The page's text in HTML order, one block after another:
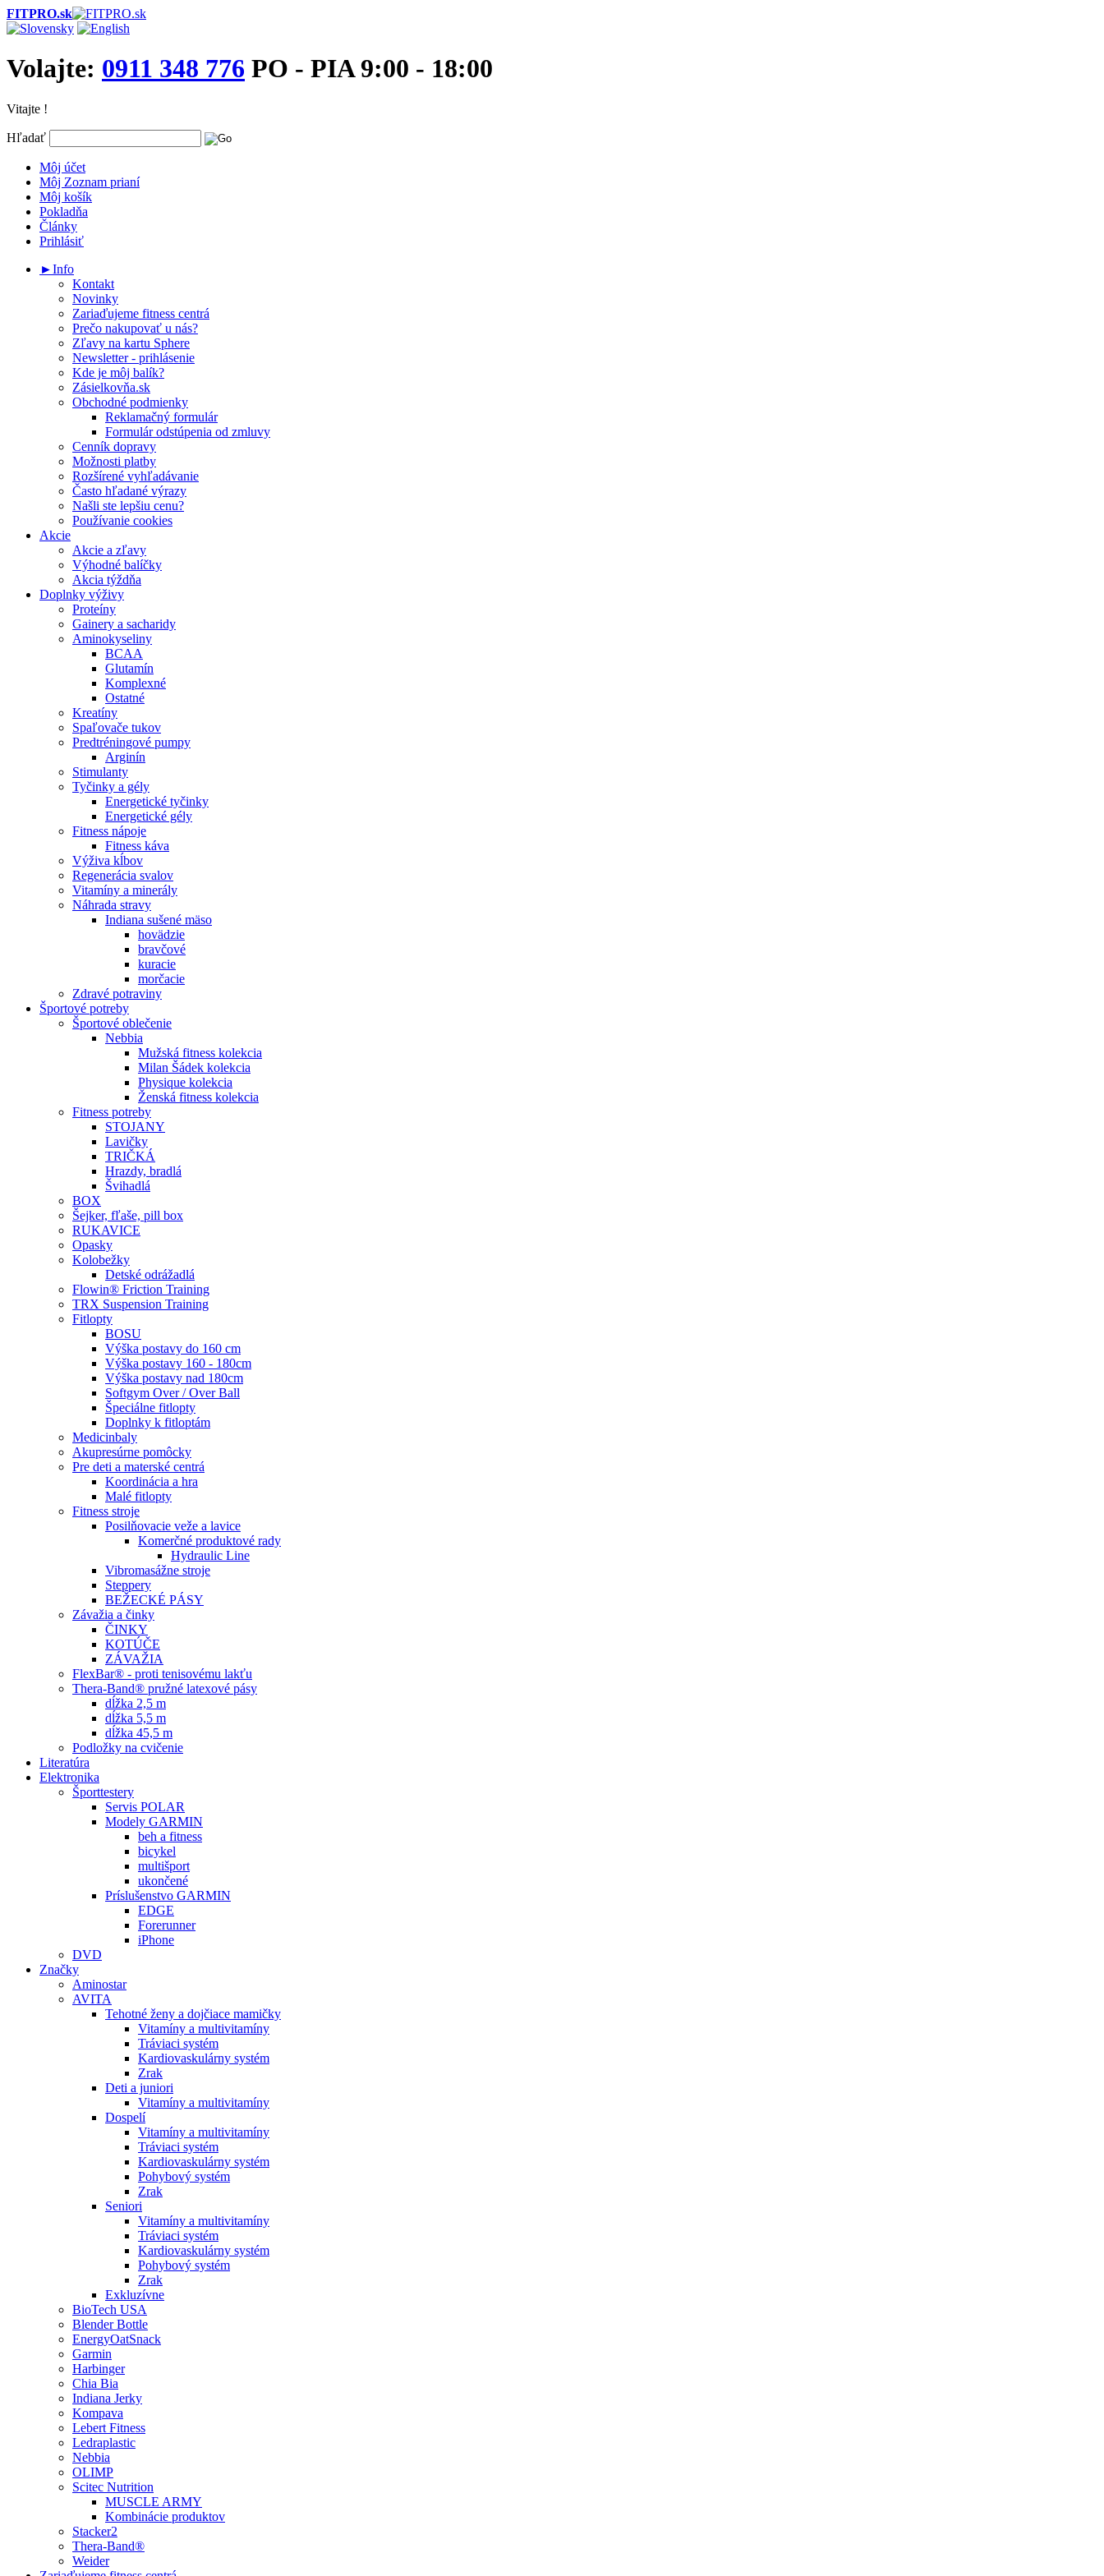
FITPRO.sk
Volajte: 0911 348 776 PO - PIA 9:00 - 18:00
Vitajte !
Hľadať
Môj účet
Môj Zoznam prianí
Môj košík
Pokladňa
Články
Prihlásiť
►Info
Kontakt
Novinky
Zariaďujeme fitness centrá
Prečo nakupovať u nás?
Zľavy na kartu Sphere
Newsletter - prihlásenie
Kde je môj balík?
Zásielkovňa.sk
Obchodné podmienky
Reklamačný formulár
Formulár odstúpenia od zmluvy
Cenník dopravy
Možnosti platby
Rozšírené vyhľadávanie
Často hľadané výrazy
Našli ste lepšiu cenu?
Používanie cookies
Akcie
Akcie a zľavy
Výhodné balíčky
Akcia týždňa
Doplnky výživy
Proteíny
Gainery a sacharidy
Aminokyseliny
BCAA
Glutamín
Komplexné
Ostatné
Kreatíny
Spaľovače tukov
Predtréningové pumpy
Arginín
Stimulanty
Tyčinky a gély
Energetické tyčinky
Energetické gély
Fitness nápoje
Fitness káva
Výživa kĺbov
Regenerácia svalov
Vitamíny a minerály
Náhrada stravy
Indiana sušené mäso
hovädzie
bravčové
kuracie
morčacie
Zdravé potraviny
Športové potreby
Športové oblečenie
Nebbia
Mužská fitness kolekcia
Milan Šádek kolekcia
Physique kolekcia
Ženská fitness kolekcia
Fitness potreby
STOJANY
Lavičky
TRIČKÁ
Hrazdy, bradlá
Švihadlá
BOX
Šejker, fľaše, pill box
RUKAVICE
Opasky
Kolobežky
Detské odrážadlá
Flowin® Friction Training
TRX Suspension Training
Fitlopty
BOSU
Výška postavy do 160 cm
Výška postavy 160 - 180cm
Výška postavy nad 180cm
Softgym Over / Over Ball
Špeciálne fitlopty
Doplnky k fitloptám
Medicinbaly
Akupresúrne pomôcky
Pre deti a materské centrá
Koordinácia a hra
Malé fitlopty
Fitness stroje
Posilňovacie veže a lavice
Komerčné produktové rady
Hydraulic Line
Vibromasážne stroje
Steppery
BEŽECKÉ PÁSY
Závažia a činky
ČINKY
KOTÚČE
ZÁVAŽIA
FlexBar® - proti tenisovému lakťu
Thera-Band® pružné latexové pásy
dĺžka 2,5 m
dĺžka 5,5 m
dĺžka 45,5 m
Podložky na cvičenie
Literatúra
Elektronika
Športtestery
Servis POLAR
Modely GARMIN
beh a fitness
bicykel
multišport
ukončené
Príslušenstvo GARMIN
EDGE
Forerunner
iPhone
DVD
Značky
Aminostar
AVITA
Tehotné ženy a dojčiace mamičky
Vitamíny a multivitamíny
Tráviaci systém
Kardiovaskulárny systém
Zrak
Deti a juniori
Vitamíny a multivitamíny
Dospelí
Vitamíny a multivitamíny
Tráviaci systém
Kardiovaskulárny systém
Pohybový systém
Zrak
Seniori
Vitamíny a multivitamíny
Tráviaci systém
Kardiovaskulárny systém
Pohybový systém
Zrak
Exkluzívne
BioTech USA
Blender Bottle
EnergyOatSnack
Garmin
Harbinger
Chia Bia
Indiana Jerky
Kompava
Lebert Fitness
Ledraplastic
Nebbia
OLIMP
Scitec Nutrition
MUSCLE ARMY
Kombinácie produktov
Stacker2
Thera-Band®
Weider